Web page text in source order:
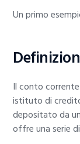
Un primo
Il conto
istituto di
depositato da
offre una serie